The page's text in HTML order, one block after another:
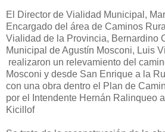
El Director de Vialidad Municipal,
Encargado del área de Caminos
Vialidad de la Provincia, Bernardino
Municipal de Agustín Mosconi, Luis
realizaron un relevamiento del
Mosconi y desde San Enrique a la
con una obra dentro el Plan de
por el Intendente Hernán Ralinqueo
Kicillof